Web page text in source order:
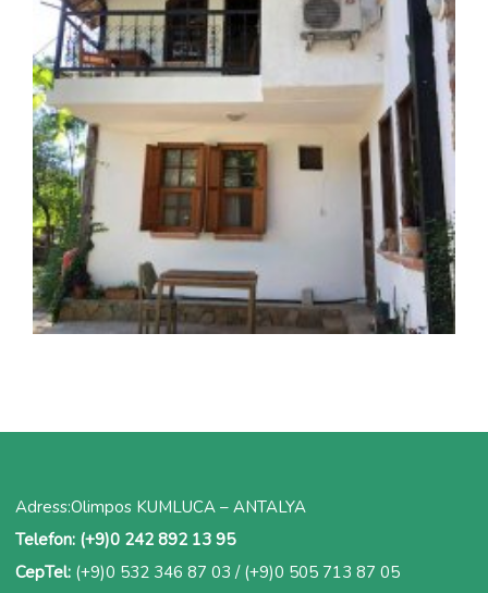
Adress:Olimpos KUMLUCA – ANTALYA
Telefon: (+9)0 242 892 13 95
CepTel: (+9)0 532 346 87 03 / (+9)0 505 713 87 05